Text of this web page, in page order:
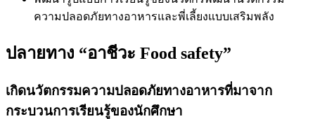
ความปลอดภัยทางอาหารและพี่เลี้ยงแบบเสริมพลัง
ปลายทาง “อาชีวะ Food safety”
เกิดนวัตกรรมความปลอดภัยทางอาหารที่มาจาก
กระบวนการเรียนรู้ของนักศึกษา